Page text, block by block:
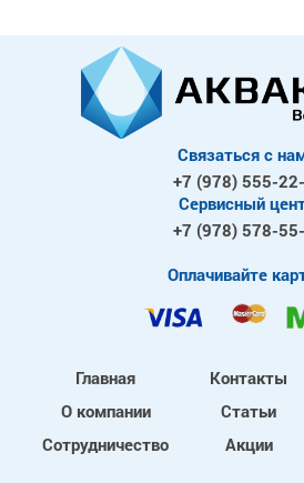
Связаться с
+7 (978) 555-
Сервисный
+7 (978) 578-
Оплачивайте
Главная
О компании
Сотрудничество
Контакты
Статьи
Акции